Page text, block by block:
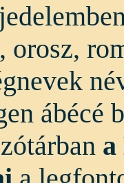
orosz,
ábécé